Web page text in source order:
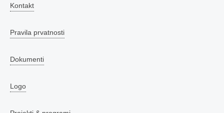
Kontakt
Pravila prvatnosti
Dokumenti
Logo